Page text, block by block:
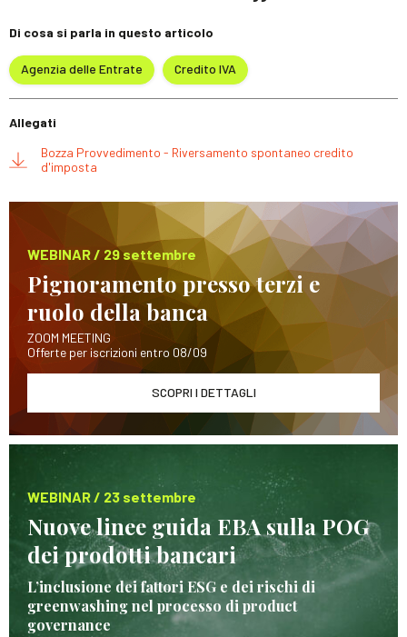
Di cosa si parla in questo articolo
Agenzia delle Entrate Credito IVA
Allegati
Bozza Provvedimento - Riversamento spontaneo credito
d'imposta
WEBINAR / 29 settembre
Pignoramento presso terzi e
ruolo della banca
ZOOM MEETING
Offerte per iscrizioni entro 08/09
SCOPRI I DETTAGLI
WEBINAR / 23 settembre
Nuove linee guida EBA sulla POG
dei prodotti bancari
L’inclusione dei fattori ESG e dei rischi di
greenwashing nel processo di product
governance